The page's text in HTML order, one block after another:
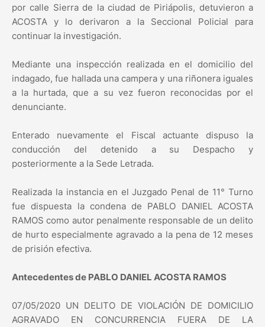
por calle Sierra de la ciudad de Piriápolis, detuvieron a
ACOSTA y lo derivaron a la Seccional Policial para
continuar la investigación.
Mediante una inspección realizada en el domicilio del
indagado, fue hallada una campera y una riñonera iguales
a la hurtada, que a su vez fueron reconocidas por el
denunciante.
Enterado nuevamente el Fiscal actuante dispuso la
conducción del detenido a su Despacho y
posteriormente a la Sede Letrada.
Realizada la instancia en el Juzgado Penal de 11° Turno
fue dispuesta la condena de PABLO DANIEL ACOSTA
RAMOS como autor penalmente responsable de un delito
de hurto especialmente agravado a la pena de 12 meses
de prisión efectiva.
Antecedentes de PABLO DANIEL ACOSTA RAMOS
07/05/2020 UN DELITO DE VIOLACIÓN DE DOMICILIO
AGRAVADO EN CONCURRENCIA FUERA DE LA